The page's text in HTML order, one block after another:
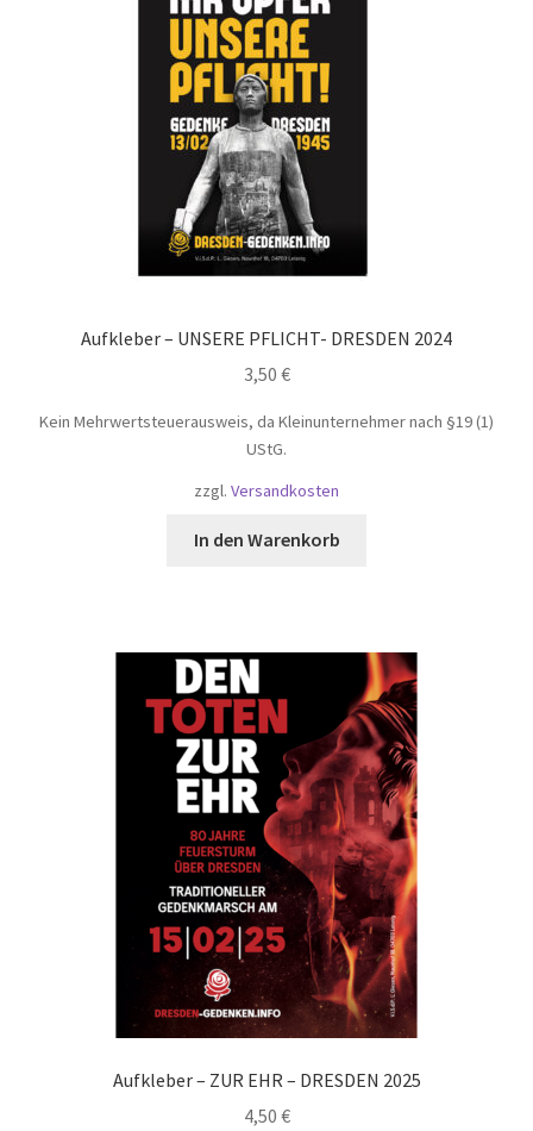
Aufkleber – UNSERE PFLICHT- DRESDEN 2024
3,50 €
Kein Mehrwertsteuerausweis, da Kleinunternehmer nach §19 (1)
UStG.
zzgl. Versandkosten
In den Warenkorb
Aufkleber – ZUR EHR – DRESDEN 2025
4,50 €